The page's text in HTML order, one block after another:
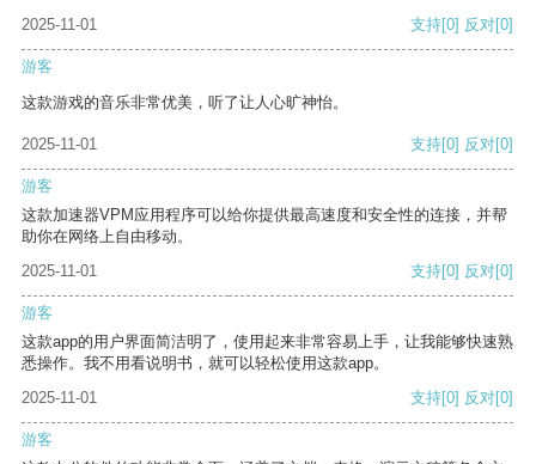
2025-11-01 支持[0] 反对[0]
游客
这款游戏的音乐非常优美，听了让人心旷神怡。
2025-11-01 支持[0] 反对[0]
游客
这款加速器VPM应用程序可以给你提供最高速度和安全性的连接，并帮
助你在网络上自由移动。
2025-11-01
支持[0] 反对[0]
游客
这款app的用户界面简洁明了，使用起来非常容易上手，让我能够快速熟
悉操作。我不用看说明书，就可以轻松使用这款app。
2025-11-01
支持[0] 反对[0]
游客